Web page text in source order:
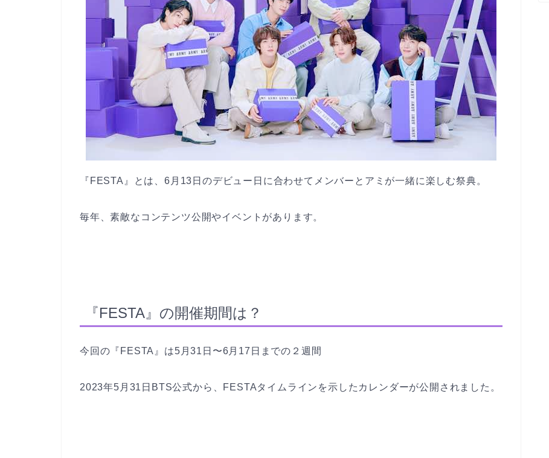
『FESTA』とは、6月13日のデビュー日に合わせてメンバーとアミが一緒に楽しむ祭典。
毎年、素敵なコンテンツ公開やイベントがあります。
『FESTA』の開催期間は？
今回の『FESTA』は5月31日〜6月17日までの２週間
2023年5月31日BTS公式から、FESTAタイムラインを示したカレンダーが公開されました。